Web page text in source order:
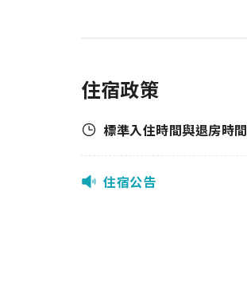
住宿政策
標準入住時間與退房時間
住宿公告